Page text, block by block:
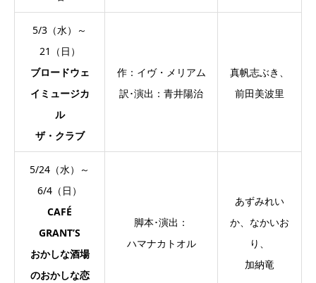
5/3（水）～
21（日）
ブロードウェ
イミュージカ
ル
ザ・クラブ
作：イヴ・メリアム
訳･演出：青井陽治
真帆志ぶき、
前田美波里
5/24（水）～
6/4（日）
CAFÉ
GRANT’S
おかしな酒場
のおかしな恋
脚本･演出：
ハマナカトオル
あずみれい
か、なかいお
り、
加納竜